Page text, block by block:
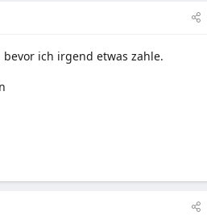
ich irgend etwas zahle.